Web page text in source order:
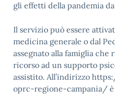
gli effetti della pandemia da
Il servizio può essere
medicina generale o dal
assegnato alla famiglia
ricorso ad un supporto
assistito. All’indirizzo
oprc-regione-campania/ è